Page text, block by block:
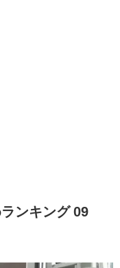
ンキング 09